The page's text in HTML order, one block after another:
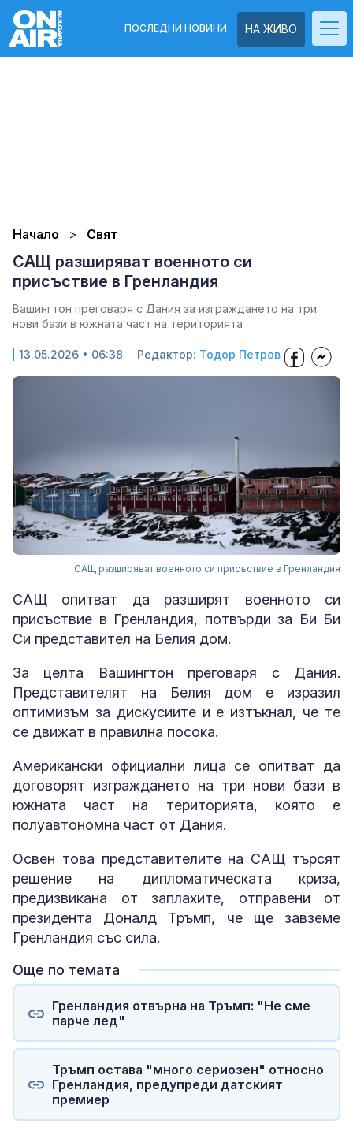
НА ЖИВО
ПОСЛЕДНИ НОВИНИ
Начало Свят
САЩ разширяват военното си
присъствие в Гренландия
Вашингтон преговаря с Дания за изграждането на три
нови бази в южната част на територията
13.05.2026 • 06:38 Редактор: Тодор Петров
САЩ разширяват военното си присъствие в Гренландия
САЩ опитват да разширят военното си
присъствие в Гренландия, потвърди за Би Би
Си представител на Белия дом.
За целта Вашингтон преговаря с Дания.
Представителят на Белия дом е изразил
оптимизъм за дискусиите и е изтъкнал, че те
се движат в правилна посока.
Американски официални лица се опитват да
договорят изграждането на три нови бази в
южната част на територията, която е
полуавтономна част от Дания.
Освен това представителите на САЩ търсят
решение на дипломатическата криза,
предизвикана от заплахите, отправени от
президента Доналд Тръмп, че ще завземе
Гренландия със сила.
Още по темата
Гренландия отвърна на Тръмп: "Не сме
парче лед"
Тръмп остава "много сериозен" относно
Гренландия, предупреди датският
премиер